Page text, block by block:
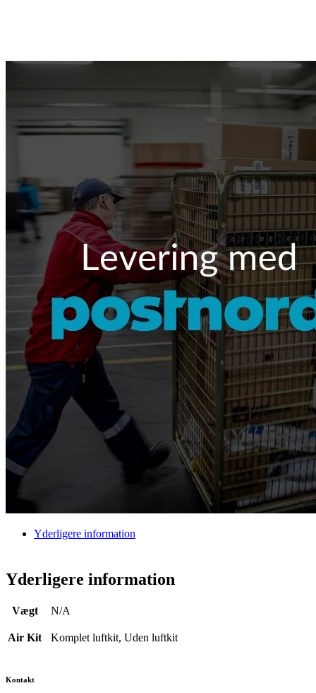
Yderligere information
Yderligere information
Vægt N/A
Air Kit Komplet luftkit, Uden luftkit
Kontakt